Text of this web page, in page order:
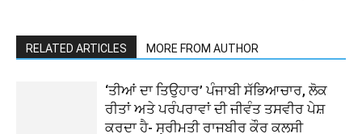
RELATED ARTICLES MORE FROM AUTHOR
‘ਤੀਆਂ ਦਾ ਤਿਉਹਾਰ’ ਪੰਜਾਬੀ ਸੱਭਿਆਚਾਰ, ਲੋਕ
ਰੀਤਾਂ ਅਤੇ ਪਰੰਪਰਾਵਾਂ ਦੀ ਜੀਵੰਤ ਤਸਵੀਰ ਪੇਸ਼
ਕਰਦਾ ਹੈ- ਸ੍ਰੀਮਤੀ ਰਾਜਬੀਰ ਕੌਰ ਕਲਸੀ